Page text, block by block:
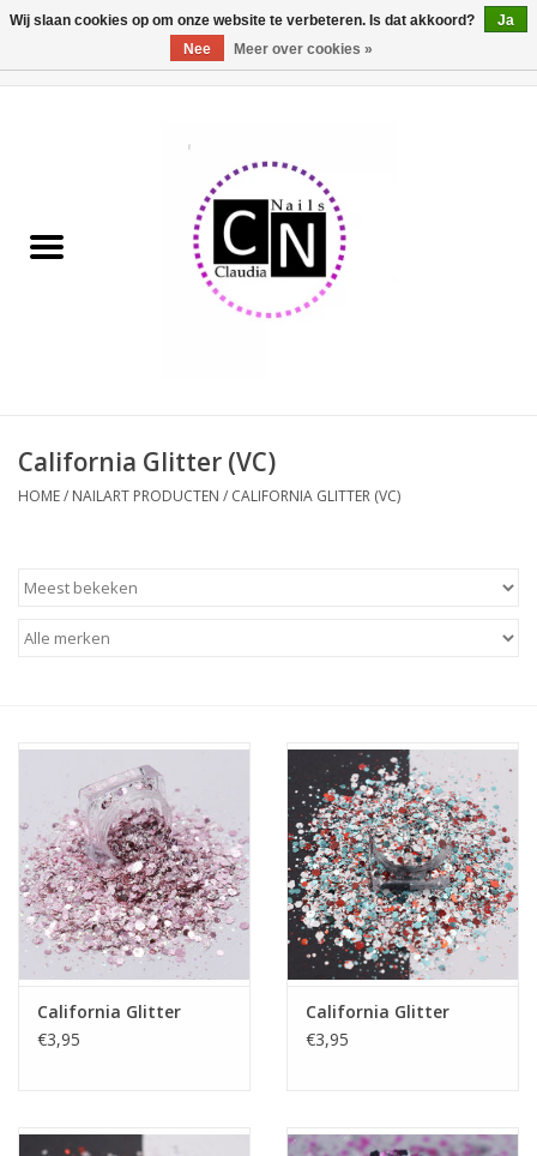
Pedicure producten
Acrylpoeder
Apparatuur
NailArt Producten
Startpakketten
NIEUW! MBS Producten
California Glitter (VC)
HOME/ NAILART PRODUCTEN / CALIFORNIA GLITTER (VC)
California Glitter
€3,95
California Glitter
€3,95
Wij slaan cookies op om onze website te verbeteren. Is dat akkoord?
Ja
Nee
Meer over cookies »